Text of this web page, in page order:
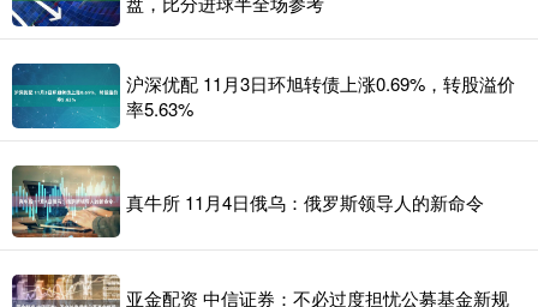
沪深优配 11月3日环旭转债上涨0.69%，转股溢价
率5.63%
真牛所 11月4日俄乌：俄罗斯领导人的新命令
亚金配资 中信证券：不必过度担忧公募基金新规